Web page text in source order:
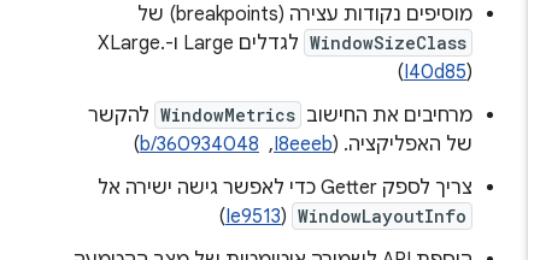
מוסיפים נקודות עצירה (breakpoints) של
WindowSizeClass
לגדלים Large ו-XLarge.
(I40d85
מרחיבים את החישוב WindowMetrics להקשר
של האפליקציה. (I8eeeb
, ‏
b/360934048
)
צריך לספק Getter כדי לאפשר גישה ישירה אל
WindowLayoutInfo
(
Ie9513
)